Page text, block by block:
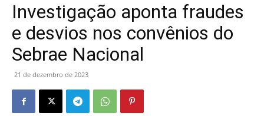
Investigação aponta fraudes
e desvios nos convênios do
Sebrae Nacional
21 de dezembro de 2023